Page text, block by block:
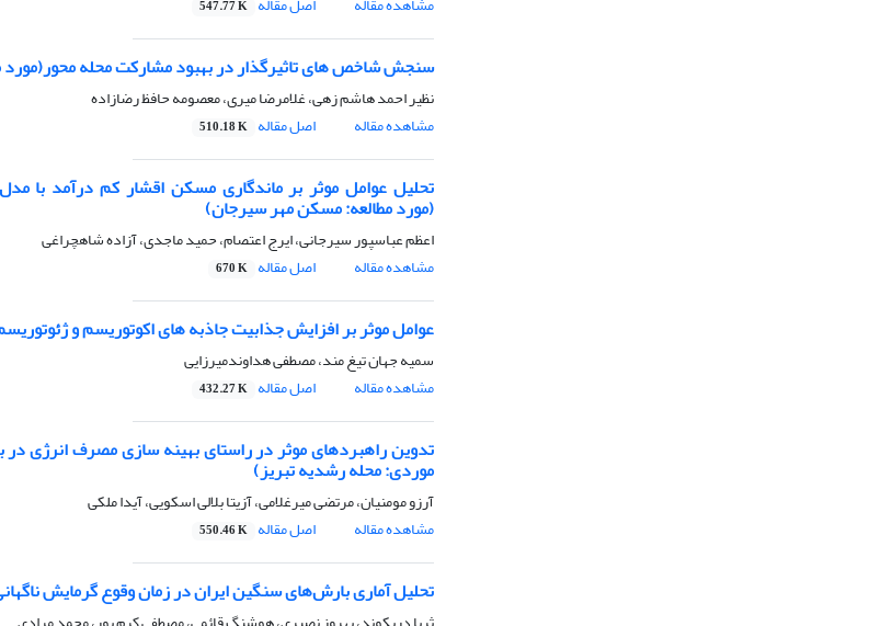
547.77 K
سنجش شاخص های تاثیرگذار در بهبود مشارکت محله محور(مورد
نظیر احمد هاشم زهی، غلامرضا میری، معصومه حافظ رضازاده
مشاهده مقاله
اصل مقاله 510.18 K
تحلیل عوامل موثر بر ماندگاری مسکن اقشار کم درآمد با
(مورد مطالعه: مسکن مهر سیرجان)
اعظم عباسپور سیرجانی، ایرج اعتصام، حمید ماجدی، آزاده شاهچراغی
مشاهده مقاله
اصل مقاله 670 K
عوامل موثر بر افزایش جذابیت جاذبه های اکوتوریسم و
سمیه جهان تیغ مند، مصطفی هداوندمیرزایی
مشاهده مقاله
اصل مقاله 432.27 K
تدوین راهبردهای موثر در راستای بهینه سازی مصرف انرژی
موردی: محله رشدیه تبریز)
آرزو مومنیان، مرتضی میرغلامی، آزیتا بلالی اسکویی، آیدا ملکی
مشاهده مقاله
اصل مقاله 550.46 K
تحلیل آماری بارش‌های سنگین ایران در زمان وقوع گرمایش